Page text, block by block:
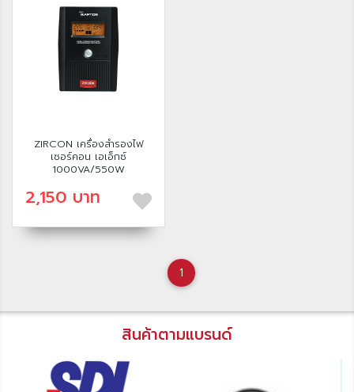
ZIRCON เครื่องสำรองไฟ
เซอร์คอน เอเอ็กซ์
1000VA/550W
2,150 บาท
1
สินค้าตามแบรนด์